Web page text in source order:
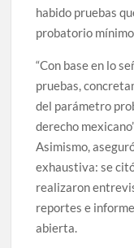
habido pruebas
probatorio
“Con base en lo
pruebas,
del parámetro
derecho
Asimismo,
exhaustiva: se
realizaron
reportes e
abierta.